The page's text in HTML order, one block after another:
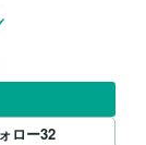
ロー32